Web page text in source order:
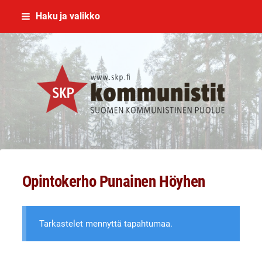
Siirry
sisältöön
Haku ja valikko
SKP Jyväskylä
Opintokerho Punainen Höyhen
Tarkastelet mennyttä tapahtumaa.